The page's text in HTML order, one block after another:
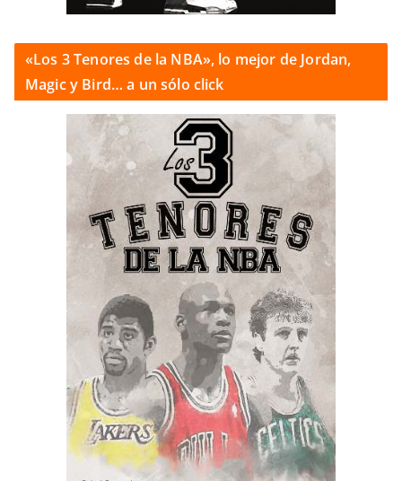
«Los 3 Tenores de la NBA», lo mejor de Jordan,
Magic y Bird… a un sólo click